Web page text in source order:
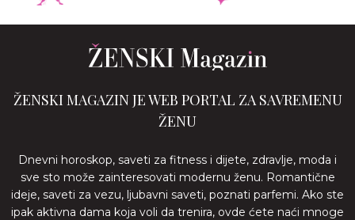
ŽENSKI MAGAZIN JE WEB PORTAL ZA SAVREMENU
ŽENU
Dnevni horoskop, saveti za fitness i dijete, zdravlje, moda i
sve sto može zainteresovati modernu ženu. Romantične
ideje, saveti za vezu, ljubavni saveti, poznati parfemi. Ako ste
ipak aktivna dama koja voli da trenira, ovde ćete naći mnoge